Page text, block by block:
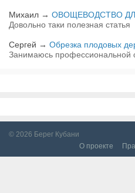
Михаил → ОВОЩЕВОДСТВО
Довольно таки полезная статья
Сергей → Обрезка плодовых
Занимаюсь профессиональной
© 2026 Берег Кубани
О проекте